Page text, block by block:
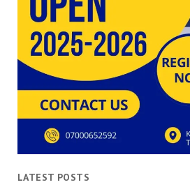
LATEST POSTS